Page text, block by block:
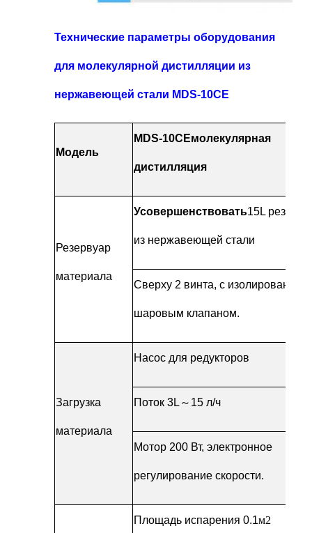
Технические параметры оборудования
для молекулярной дистилляции из
нержавеющей стали MDS-10CE
Модель
MDS-10CEмолекулярная
дистилляция
Резервуар
материала
Усовершенствовать15L
из нержавеющей стали
Сверху 2 винта, с изолированным
шаровым клапаном.
Загрузка
материала
Насос для редукторов
Поток 3L ～ 15 л/ч
Мотор 200 Вт, электронное
регулирование скорости.
Площадь испарения 0.1м2